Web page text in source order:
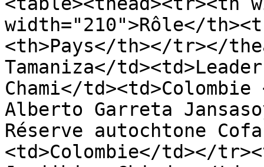
width="210">Rôle</
<th>Pays</th></tr></
Tamaniza</
Chami</
Alberto Garreta
Réserve autochtone
<td>Colombie</td></